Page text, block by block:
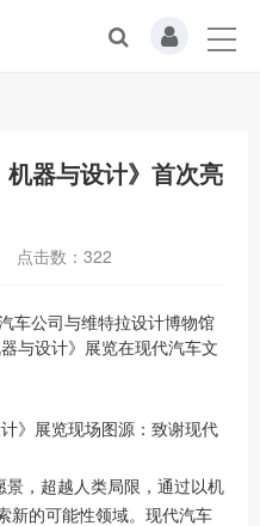
机器与设计》首次亮
点击数： 322
车公司与维特拉设计博物馆
与设计》展览在现代汽车文
》展览现场图源：致谢现代
景，超越人类局限，通过以机
新的可能性领域。现代汽车